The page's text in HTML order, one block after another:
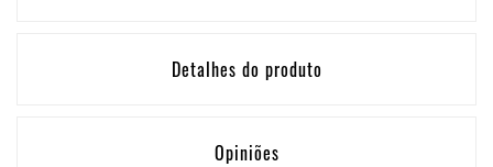
Detalhes do produto
Opiniões